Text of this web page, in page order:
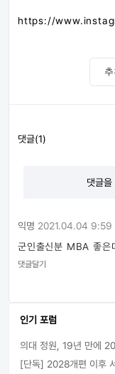
https://
추
댓글(1)
댓글을
익명 2021.04.04 9:59
군인출신분 MBA 좋은
댓글달기
인기 포럼
의대 정원, 19년 만에
[단독] 2028개편 이후